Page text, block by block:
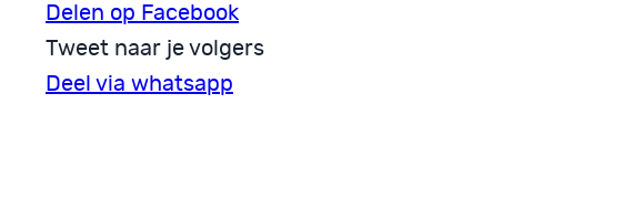
Delen op Facebook
Tweet naar je volgers
Deel via whatsapp